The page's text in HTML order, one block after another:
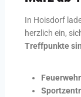
In Hoisdorf
herzlich ein,
Treffpunkte